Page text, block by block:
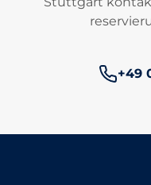
+49